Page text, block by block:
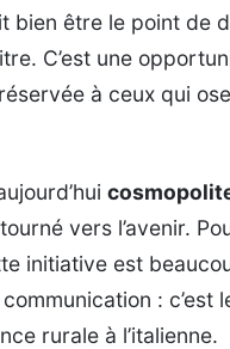
bien être le point de
C’est une
à ceux qui
vers l’avenir.
initiative est
: c’est
rurale à l’italienne.